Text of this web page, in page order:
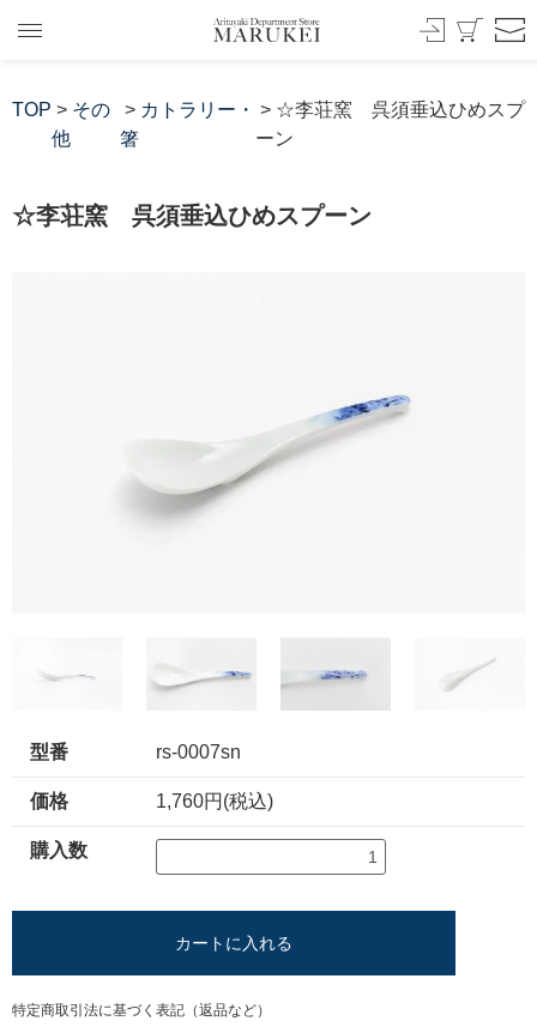
TOP > その
他
> カトラリー・
箸
> ☆李荘窯 呉須垂込ひめスプ
ーン
☆李荘窯 呉須垂込ひめスプーン
型番 rs-0007sn
価格 1,760円(税込)
購入数
カートに入れる
特定商取引法に基づく表記（返品など）